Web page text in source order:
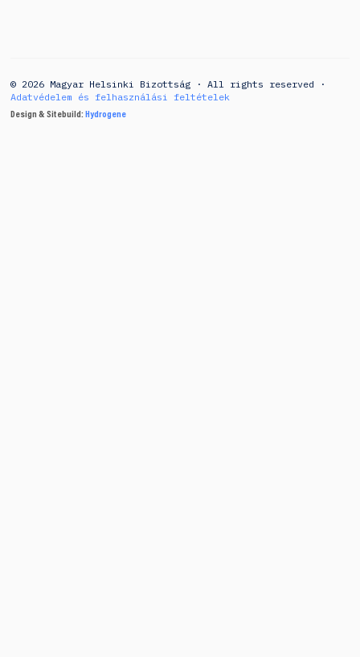
© 2026 Magyar Helsinki Bizottság · All rights reserved ·
Adatvédelem és felhasználási feltételek
Design & Sitebuild: Hydrogene